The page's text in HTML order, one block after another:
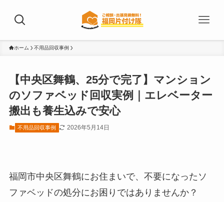
ホーム 不用品回収事例
【中央区舞鶴、25分で完了】マンション
のソファベッド回収実例｜エレベーター
搬出も養生込みで安心
不用品回収事例 2026年5月14日
福岡市中央区舞鶴にお住まいで、不要になったソ
ファベッドの処分にお困りではありませんか？